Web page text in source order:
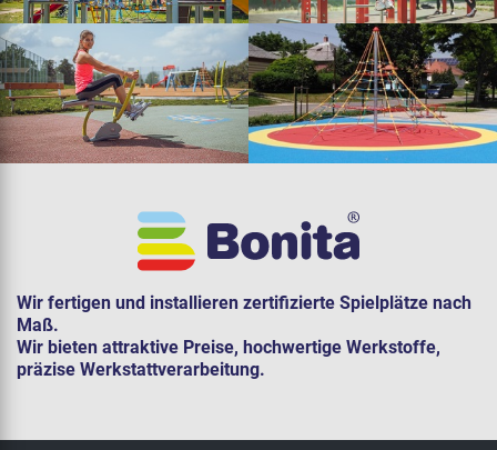
Wir fertigen und installieren zertifizierte Spielplätze nach
Maß.
Wir bieten attraktive Preise, hochwertige Werkstoffe,
präzise Werkstattverarbeitung.